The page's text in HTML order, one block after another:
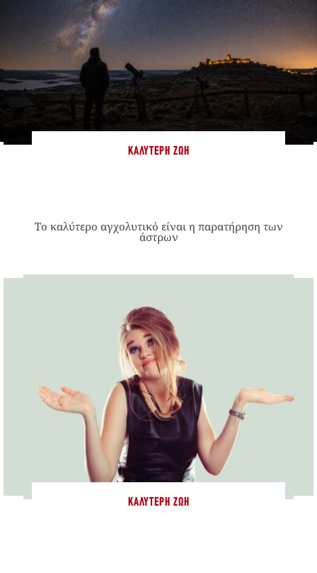
ΚΑΛΎΤΕΡΗ ΖΩΉ
Το καλύτερο αγχολυτικό είναι η παρατήρηση των
άστρων
ΚΑΛΎΤΕΡΗ ΖΩΉ